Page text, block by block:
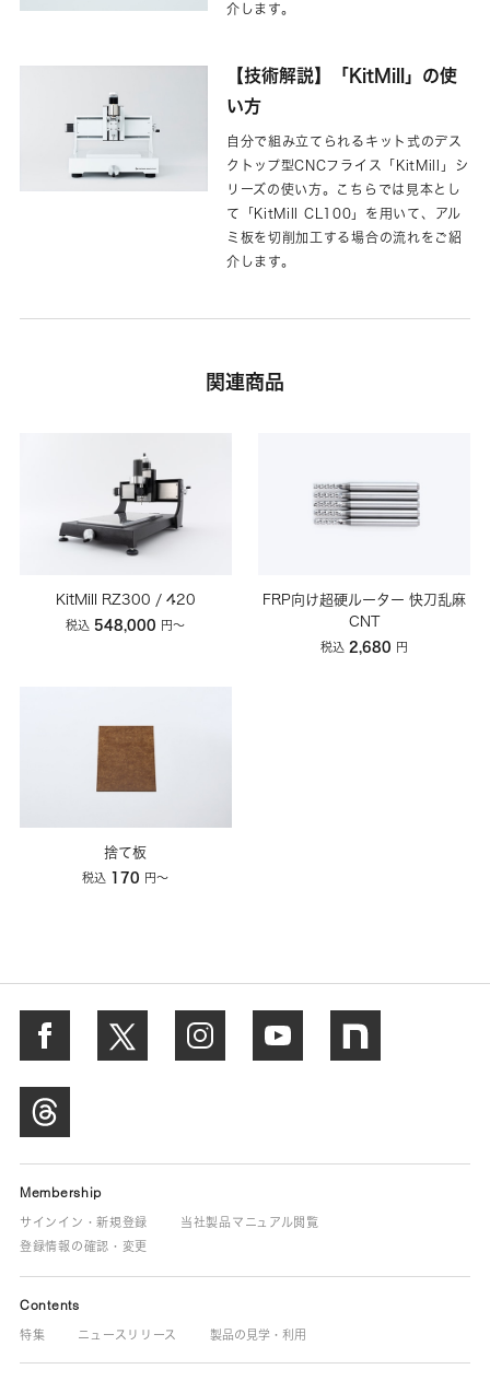
介します。
【技術解説】「KitMill」の使
い方
自分で組み立てられるキット式のデス
クトップ型CNCフライス「KitMill」シ
リーズの使い方。こちらでは見本とし
て「KitMill CL100」を用いて、アル
ミ板を切削加工する場合の流れをご紹
介します。
関連商品
KitMill RZ300 / 420
税込 548,000 円〜
FRP向け超硬ルーター 快刀乱麻
CNT
税込 2,680 円
捨て板
税込 170 円〜
Membership
サインイン・新規登録
当社製品マニュアル閲覧
登録情報の確認・変更
Contents
特集 ニュースリリース 製品の見学・利用